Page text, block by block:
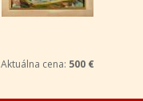
Aktuálna cena: 500 €